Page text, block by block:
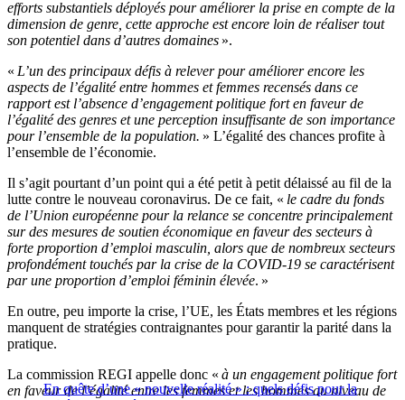
efforts substantiels déployés pour améliorer la prise en compte de la
dimension de genre, cette approche est encore loin de réaliser tout
son potentiel dans d’autres domaines ».
« L’un des principaux défis à relever pour améliorer encore les
aspects de l’égalité entre hommes et femmes recensés dans ce
rapport est l’absence d’engagement politique fort en faveur de
l’égalité des genres et une perception insuffisante de son importance
pour l’ensemble de la population. » L’égalité des chances profite à
l’ensemble de l’économie.
Il s’agit pourtant d’un point qui a été petit à petit délaissé au fil de la
lutte contre le nouveau coronavirus. De ce fait, « le cadre du fonds
de l’Union européenne pour la relance se concentre principalement
sur des mesures de soutien économique en faveur des secteurs à
forte proportion d’emploi masculin, alors que de nombreux secteurs
profondément touchés par la crise de la COVID-19 se caractérisent
par une proportion d’emploi féminin élevée. »
En outre, peu importe la crise, l’UE, les États membres et les régions
manquent de stratégies contraignantes pour garantir la parité dans la
pratique.
En quête d’une « nouvelle réalité » : quels défis pour la
La commission REGI appelle donc « à un engagement politique fort
en faveur de l’égalité entre les femmes et les hommes au niveau de